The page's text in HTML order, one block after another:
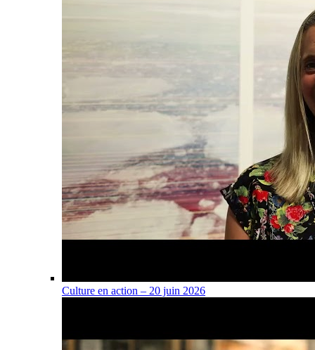
Culture en action – 20 juin 2026